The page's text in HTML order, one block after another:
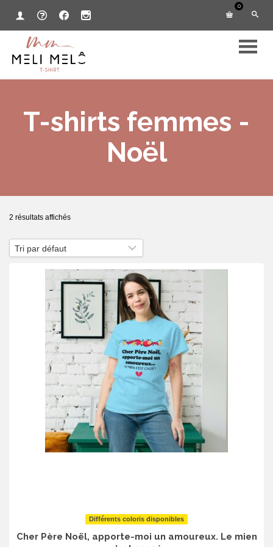
0
T-shirts femmes -
Noël
2 résultats affichés
Différents coloris disponibles
Cher Père Noël, apporte-moi un amoureux. Le mien